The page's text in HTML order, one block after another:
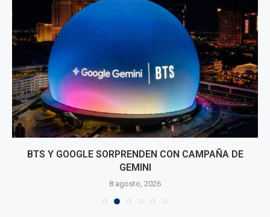
BTS Y GOOGLE SORPRENDEN CON CAMPAÑA DE
GEMINI
8 agosto, 2026